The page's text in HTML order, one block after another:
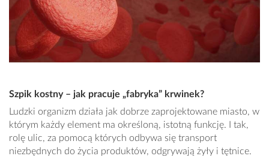
Szpik kostny – jak pracuje „fabryka” krwinek?
Ludzki organizm działa jak dobrze zaprojektowane miasto, w
którym każdy element ma określoną, istotną funkcję. I tak,
rolę ulic, za pomocą których odbywa się transport
niezbędnych do życia produktów, odgrywają żyły i tętnice.